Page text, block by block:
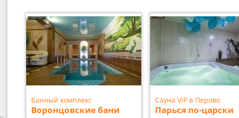
Банный комплекс
Воронцовские бани
Сауна VIP в Перово
Парься по-царски